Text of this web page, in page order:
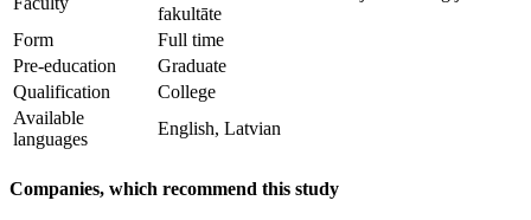
fakultāte
Form
Full time
Pre-education
Graduate
Qualification
College
Available
languages
English, Latvian
Companies, which recommend this study